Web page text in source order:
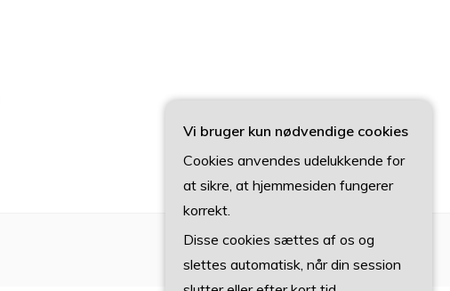
Vi bruger kun nødvendige cookies
Cookies anvendes udelukkende for
at sikre, at hjemmesiden fungerer
korrekt.
Disse cookies sættes af os og
slettes automatisk, når din session